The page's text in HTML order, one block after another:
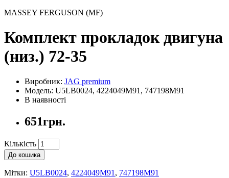
MASSEY FERGUSON (MF)
Комплект прокладок двигуна
(низ.) 72-35
Виробник: JAG premium
Модель: U5LB0024, 4224049M91, 747198M91
В наявності
651грн.
Кількість
До кошика
Мітки: U5LB0024, 4224049M91 , 747198M91